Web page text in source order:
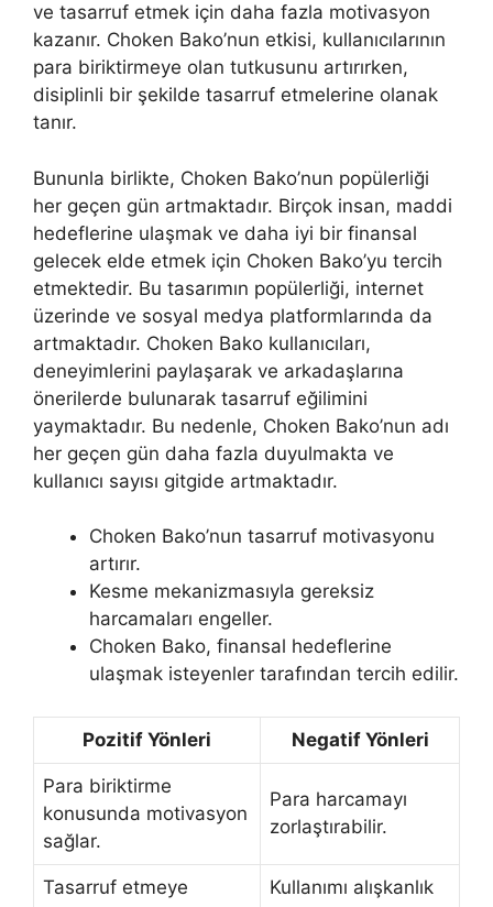
ve tasarruf etmek için daha fazla motivasyon
kazanır. Choken Bako’nun etkisi, kullanıcılarının
para biriktirmeye olan tutkusunu artırırken,
disiplinli bir şekilde tasarruf etmelerine olanak
tanır.
Bununla birlikte, Choken Bako’nun popülerliği
her geçen gün artmaktadır. Birçok insan, maddi
hedeflerine ulaşmak ve daha iyi bir finansal
gelecek elde etmek için Choken Bako’yu tercih
etmektedir. Bu tasarımın popülerliği, internet
üzerinde ve sosyal medya platformlarında da
artmaktadır. Choken Bako kullanıcıları,
deneyimlerini paylaşarak ve arkadaşlarına
önerilerde bulunarak tasarruf eğilimini
yaymaktadır. Bu nedenle, Choken Bako’nun adı
her geçen gün daha fazla duyulmakta ve
kullanıcı sayısı gitgide artmaktadır.
Choken Bako’nun tasarruf motivasyonu
artırır.
Kesme mekanizmasıyla gereksiz
harcamaları engeller.
Choken Bako, finansal hedeflerine
ulaşmak isteyenler tarafından tercih edilir.
Pozitif Yönleri Negatif Yönleri
Para biriktirme
konusunda motivasyon
sağlar.
Para harcamayı
zorlaştırabilir.
Tasarruf etmeye
Kullanımı alışkanlık